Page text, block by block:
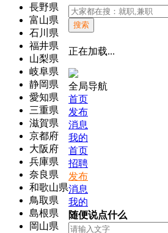
長野県
富山県
石川県
福井県
山梨県
岐阜県
静岡県
愛知県
三重県
滋賀県
京都府
大阪府
兵庫県
奈良県
和歌山県
鳥取県
島根県
岡山県
搜索
正在加载...
全局导航
首页
发布
消息
我的
首页
招聘
发布
消息
我的
随便说点什么